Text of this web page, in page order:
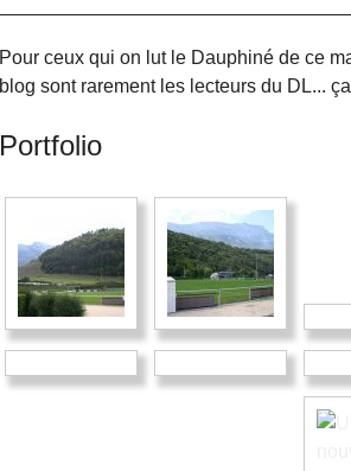
Pour ceux qui on lut le Dauphiné de ce
blog sont rarement les lecteurs du DL...
Portfolio